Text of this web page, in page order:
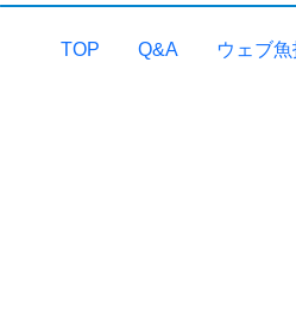
TOP Q&A ウェブ